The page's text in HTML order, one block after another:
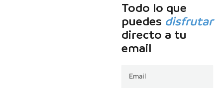
Todo lo que
puedes disfrutar
directo a tu
email